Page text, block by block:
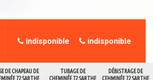
DE CHAPEAU DE
72 SARTHE
TUBAGE DE
CHEMINÉE 72 SARTHE
DÉBISTRAGE DE
CEHMINÉE 72 SARTHE
indisponible indisponible